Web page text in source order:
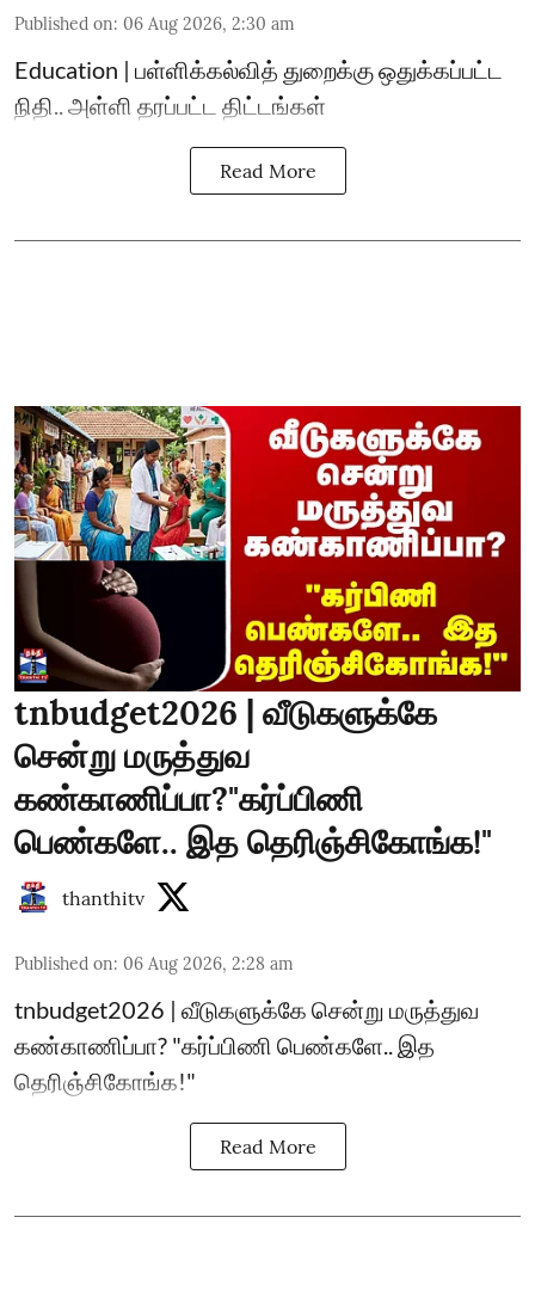
Published on: 06 Aug 2026, 2:30 am
Education | பள்ளிக்கல்வித் துறைக்கு ஒதுக்கப்பட்ட
நிதி.. அள்ளி தரப்பட்ட திட்டங்கள்
Read More
tnbudget2026 | வீடுகளுக்கே
சென்று மருத்துவ
கண்காணிப்பா?"கர்ப்பிணி
பெண்களே.. இத தெரிஞ்சிகோங்க!"
thanthitv
Published on: 06 Aug 2026, 2:28 am
tnbudget2026 | வீடுகளுக்கே சென்று மருத்துவ
கண்காணிப்பா? "கர்ப்பிணி பெண்களே.. இத
தெரிஞ்சிகோங்க!"
Read More